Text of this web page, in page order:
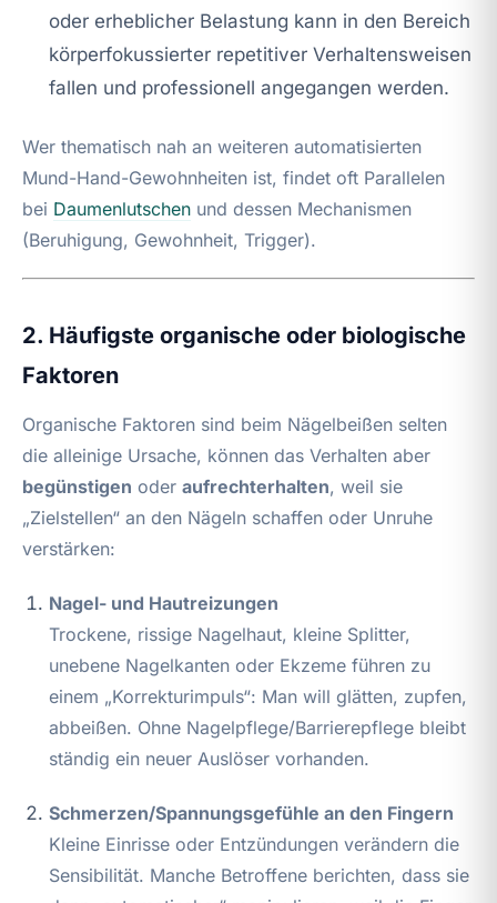
oder erheblicher Belastung kann in den Bereich
körperfokussierter repetitiver Verhaltensweisen
fallen und professionell angegangen werden.
Wer thematisch nah an weiteren automatisierten
Mund-Hand-Gewohnheiten ist, findet oft Parallelen
bei Daumenlutschen und dessen Mechanismen
(Beruhigung, Gewohnheit, Trigger).
2. Häufigste organische oder biologische
Faktoren
Organische Faktoren sind beim Nägelbeißen selten
die alleinige Ursache, können das Verhalten aber
begünstigen oder aufrechterhalten, weil sie
„Zielstellen“ an den Nägeln schaffen oder Unruhe
verstärken:
Nagel- und Hautreizungen
Trockene, rissige Nagelhaut, kleine Splitter,
unebene Nagelkanten oder Ekzeme führen zu
einem „Korrekturimpuls“: Man will glätten, zupfen,
abbeißen. Ohne Nagelpflege/Barrierepflege bleibt
ständig ein neuer Auslöser vorhanden.
Schmerzen/Spannungsgefühle an den Fingern
Kleine Einrisse oder Entzündungen verändern die
Sensibilität. Manche Betroffene berichten, dass sie